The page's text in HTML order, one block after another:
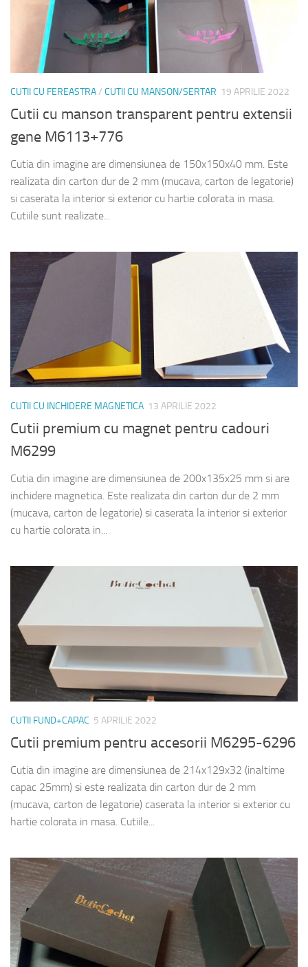
CUTII CU FEREASTRA/ CUTII CU MANSON/SERTAR 19 APRILIE 2022
Cutii cu manson transparent pentru extensii
gene M6113+776
Cutia din imagine are dimensiunea de 150x150x40 mm. Este
realizata din carton dur de 2 mm (mucava, carton de legatorie)
si caserata la interior si exterior cu hartie colorata in masa.
Cutiile sunt realizate...
CUTII CU INCHIDERE MAGNETICA 13 APRILIE 2022
Cutii premium cu magnet pentru cadouri
M6299
Cutia din imagine are dimensiunea de 200x135x25 mm si are
inchidere magnetica. Este realizata din carton dur de 2 mm
(mucava, carton de legatorie) si caserata la interior si exterior
cu hartie colorata in...
CUTII FUND+CAPAC 5 APRILIE 2022
Cutii premium pentru accesorii M6295-6296
Cutia din imagine are dimensiunea de 214x129x32 (inaltime
capac 25mm) si este realizata din carton dur de 2 mm
(mucava, carton de legatorie) caserata la interior si exterior cu
hartie colorata in masa. Cutiile...